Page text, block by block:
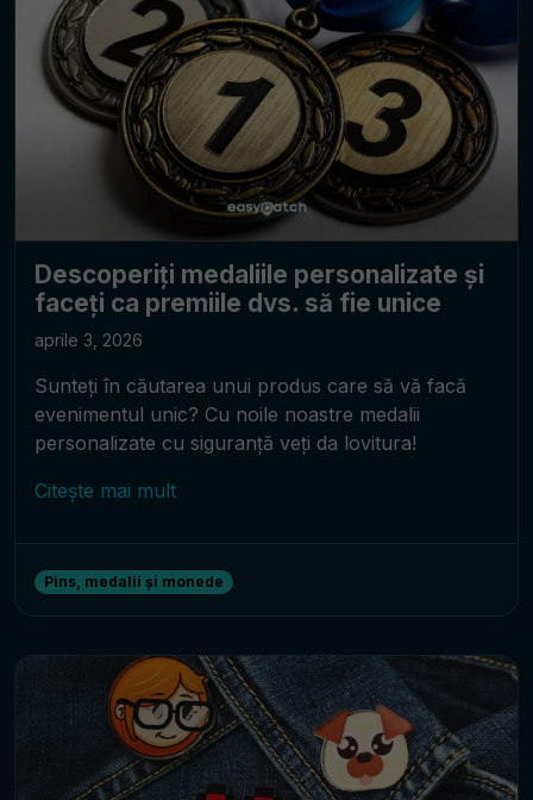
Descoperiți medaliile personalizate și
faceți ca premiile dvs. să fie unice
aprile 3, 2026
Sunteți în căutarea unui produs care să vă facă
evenimentul unic? Cu noile noastre medalii
personalizate cu siguranță veți da lovitura!
Citește mai mult
Pins, medalii și monede